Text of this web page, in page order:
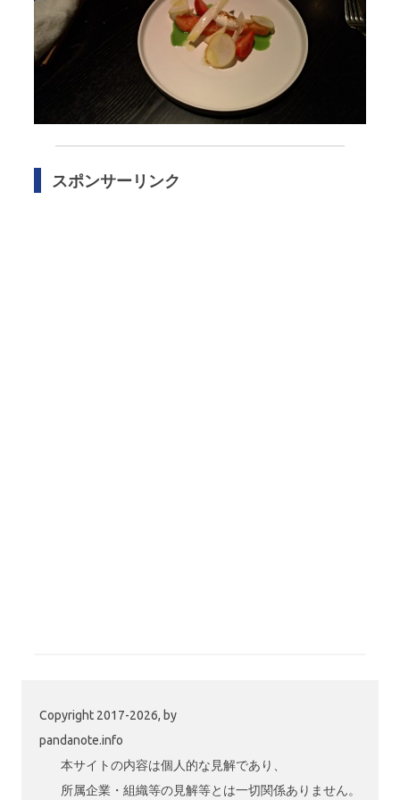
スポンサーリンク
Copyright 2017-2026, by
pandanote.info
本サイトの内容は個人的な見解であり、
所属企業・組織等の見解等とは一切関係ありません。